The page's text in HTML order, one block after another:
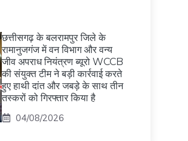
छत्तीसगढ़ के बलरामपुर जिले के
रामानुजगंज में वन विभाग और वन्य
जीव अपराध नियंत्रण ब्यूरो WCCB
की संयुक्त टीम ने बड़ी कार्रवाई करते
हुए हाथी दांत और जबड़े के साथ तीन
तस्करों को गिरफ्तार किया है
04/08/2026